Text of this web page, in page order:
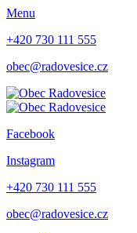
Menu
+420 730 111 555
obec@radovesice.cz
Facebook
Instagram
+420 730 111 555
obec@radovesice.cz